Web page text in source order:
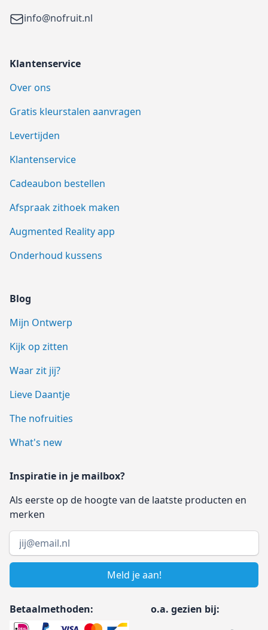
Emailinfo@nofruit.nl
Klantenservice
Over ons
Gratis kleurstalen aanvragen
Levertijden
Klantenservice
Cadeaubon bestellen
Afspraak zithoek maken
Augmented Reality app
Onderhoud kussens
Blog
Mijn Ontwerp
Kijk op zitten
Waar zit jij?
Lieve Daantje
The nofruities
What's new
Inspiratie in je mailbox?
Als eerste op de hoogte van de laatste producten en
merken
Email address
Meld je aan!
Betaalmethoden: o.a. gezien bij: